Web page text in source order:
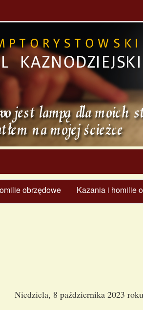
obrzędowe Kazania i homilie
Niedziela, 8 października 2023